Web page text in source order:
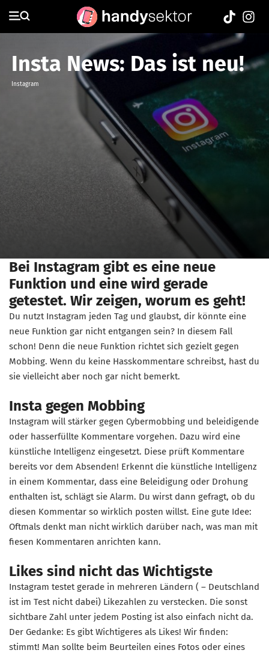
Insta News: Das ist neu!
Instagram
Bei Instagram gibt es eine neue
Funktion und eine wird gerade
getestet. Wir zeigen, worum es geht!
Du nutzt Instagram jeden Tag und glaubst, dir könnte eine
neue Funktion gar nicht entgangen sein? In diesem Fall
schon! Denn die neue Funktion richtet sich gezielt gegen
Mobbing. Wenn du keine Hasskommentare schreibst, hast du
sie vielleicht aber noch gar nicht bemerkt.
Insta gegen Mobbing
Instagram will stärker gegen Cybermobbing und beleidigende
oder hasserfüllte Kommentare vorgehen. Dazu wird eine
künstliche Intelligenz eingesetzt. Diese prüft Kommentare
bereits vor dem Absenden! Erkennt die künstliche Intelligenz
in einem Kommentar, dass eine Beleidigung oder Drohung
enthalten ist, schlägt sie Alarm. Du wirst dann gefragt, ob du
diesen Kommentar so wirklich posten willst. Eine gute Idee:
Oftmals denkt man nicht wirklich darüber nach, was man mit
fiesen Kommentaren anrichten kann.
Likes sind nicht das Wichtigste
Instagram testet gerade in mehreren Ländern ( ­– Deutschland
ist im Test nicht dabei) Likezahlen zu verstecken. Die sonst
sichtbare Zahl unter jedem Posting ist also einfach nicht da.
Der Gedanke: Es gibt Wichtigeres als Likes! Wir finden:
stimmt! Man sollte beim Beurteilen eines Fotos oder eines